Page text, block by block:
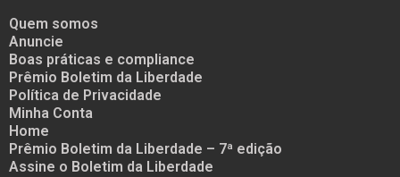
Quem somos
Anuncie
Boas práticas e compliance
Prêmio Boletim da Liberdade
Política de Privacidade
Minha Conta
Home
Prêmio Boletim da Liberdade – 7ª edição
Assine o Boletim da Liberdade